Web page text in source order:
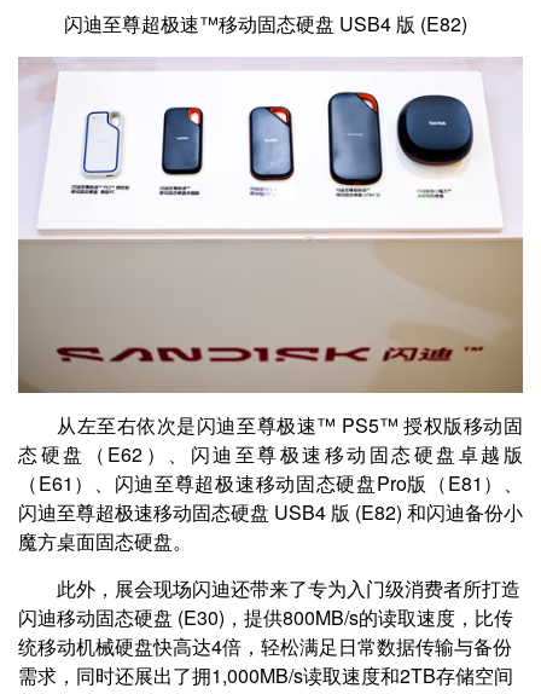
闪迪至尊超极速™移动固态硬盘 USB4 版 (E82)
从左至右依次是闪迪至尊极速™ PS5™ 授权版移动固
态硬盘（E62）、闪迪至尊极速移动固态硬盘卓越版
（E61）、闪迪至尊超极速移动固态硬盘Pro版（E81）、
闪迪至尊超极速移动固态硬盘 USB4 版 (E82) 和闪迪备份小
魔方桌面固态硬盘。
此外，展会现场闪迪还带来了专为入门级消费者所打造
闪迪移动固态硬盘 (E30)，提供800MB/s的读取速度，比传
统移动机械硬盘快高达4倍，轻松满足日常数据传输与备份
需求，同时还展出了拥1,000MB/s读取速度和2TB存储空间